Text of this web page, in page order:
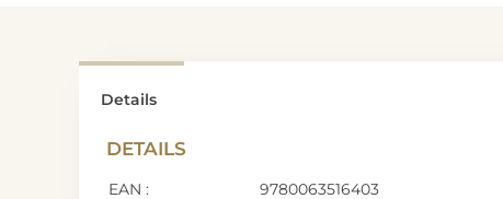
Details
DETAILS
EAN :
9780063516403